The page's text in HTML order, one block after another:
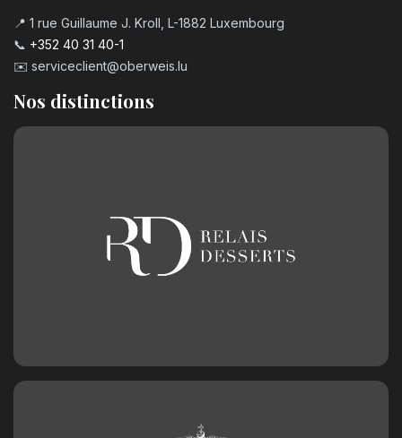
📍 1 rue Guillaume J. Kroll, L-1882 Luxembourg
📞 +352 40 31 40-1
✉️ serviceclient@oberweis.lu
Nos distinctions